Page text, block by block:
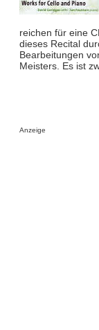
reichen für eine
dieses Recital
Bearbeitungen
Meisters. Es ist
Anzeige